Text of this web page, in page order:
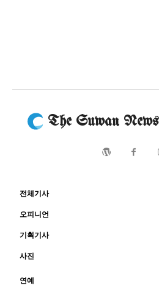
The Suwan News
전체기사
오피니언
기획기사
사진
연예